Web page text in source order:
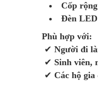
Cốp rộng
Đèn
Phù hợp với:
✔ Người đi
✔ Sinh viên,
✔ Các hộ